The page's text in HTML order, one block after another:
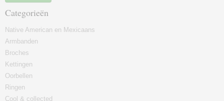
Categorieën
Native American en Mexicaans
Armbanden
Broches
Kettingen
Oorbellen
Ringen
Cool & collected